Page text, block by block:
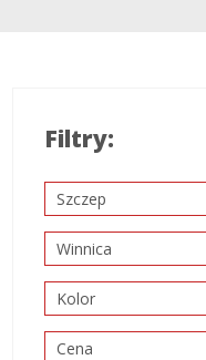
Filtry:
Szczep
Winnica
Kolor
Cena